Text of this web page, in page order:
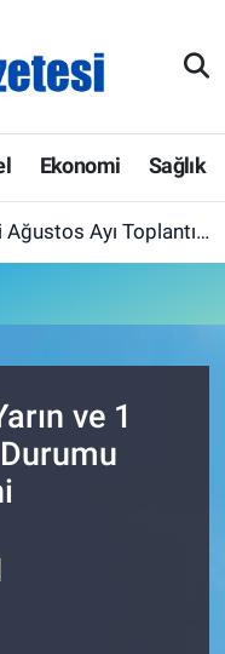
Ekonomi Sağlık
Toplantısını Gerçekleştirdi
ve 1